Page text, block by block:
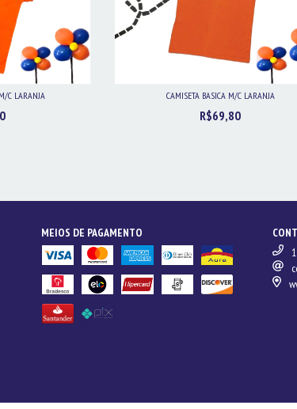
C LARANJA CAMISETA BASICA M/C LARANJA
R$69,80
MEIOS DE PAGAMENTO